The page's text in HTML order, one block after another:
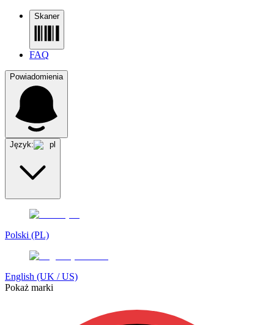
Skaner
FAQ
Powiadomienia
Język: pl
Polski (PL)
English (UK / US)
Pokaż marki